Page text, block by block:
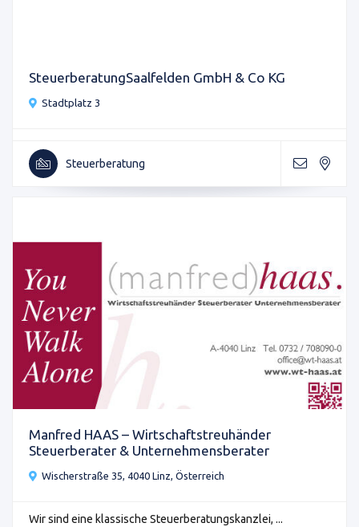
SteuerberatungSaalfelden GmbH & Co KG
Stadtplatz 3
Steuerberatung
Manfred HAAS – Wirtschaftstreuhänder
Steuerberater & Unternehmensberater
Wischerstraße 35, 4040 Linz, Österreich
Wir sind eine klassische Steuerberatungskanzlei, ...